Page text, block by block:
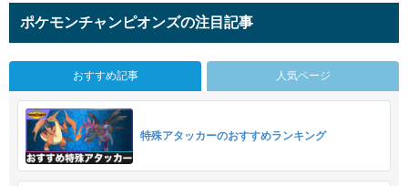
ポケモンチャンピオンズの注目記事
おすすめ記事 人気ページ
特殊アタッカーのおすすめランキング